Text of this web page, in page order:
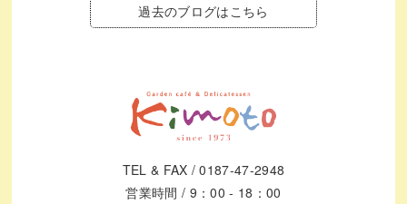
過去のブログはこちら
TEL & FAX / 0187-47-2948
営業時間 / 9：00 - 18：00